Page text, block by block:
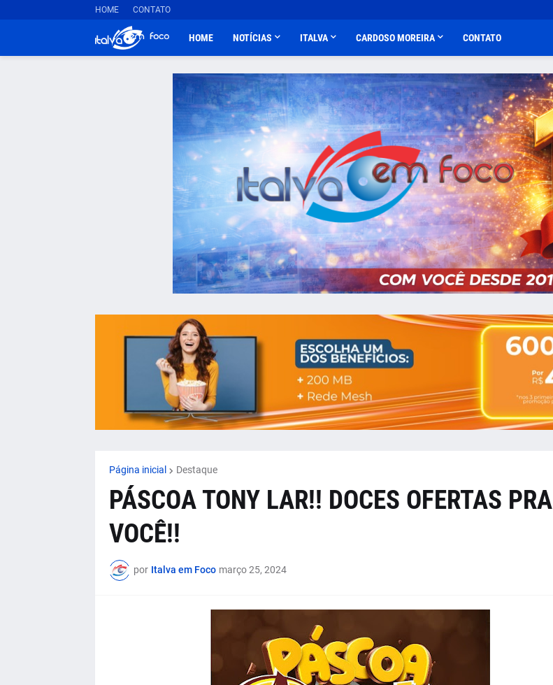
HOME CONTATO
HOME NOTÍCIAS ITALVA CARDOSO MOREIRA CONTATO
Página inicial Destaque
PÁSCOA TONY LAR!! DOCES OFERTAS PRA
VOCÊ!!
por Italva em Foco março 25, 2024